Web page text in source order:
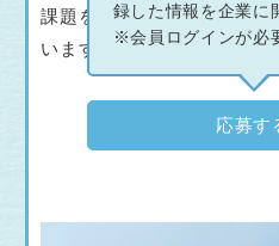
課題をもとに、独自性のあ
います。
応募す
録した情報を企業に
※会員ログインが必